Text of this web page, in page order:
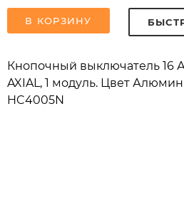
В КОРЗИНУ
Кнопочный выключатель 16
AXIAL, 1 модуль. Цвет
HC4005N